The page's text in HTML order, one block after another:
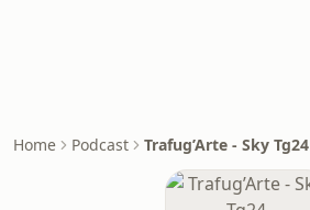
Home Podcast Trafug’Arte - Sky Tg24